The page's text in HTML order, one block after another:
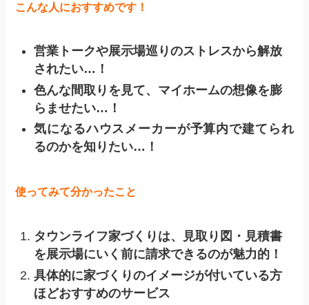
こんな人におすすめです！
営業トークや展示場巡りのストレスから解放
されたい…！
色んな間取りを見て、マイホームの想像を膨
らませたい…！
気になるハウスメーカーが予算内で建てられ
るのかを知りたい…！
使ってみて分かったこと
タウンライフ家づくりは、見取り図・見積書
を展示場にいく前に請求できるのが魅力的！
具体的に家づくりのイメージが付いている方
ほどおすすめのサービス